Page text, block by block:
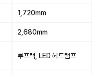
1,720mm
2,680mm
루프랙, LED 헤드램프